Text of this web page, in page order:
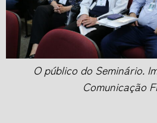
O público do Seminário.
Comunicação